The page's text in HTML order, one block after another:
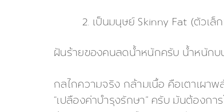
เป็นมนุษย์ Skinny Fat (ตัวเล็
ฝันร้ายของคนลดน้ำหนักครับ น้ำหนัก
กลไกความจริง กล้ามเนื้อ คือเตาเผาพ
“เปลืองค่าบำรุงรักษา” ครับ มันต้องก